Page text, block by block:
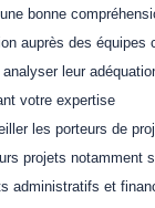
bonne
auprès des équipes
leur
votre expertise
les porteurs de
projets notamment
administratifs et